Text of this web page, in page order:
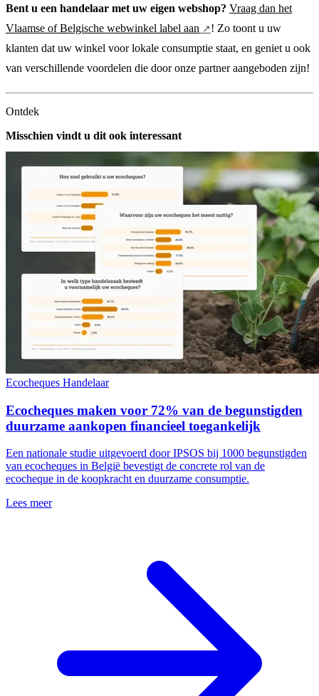
Bent u een handelaar met uw eigen webshop? Vraag dan het
Vlaamse of Belgische webwinkel label aan
! Zo toont u uw
klanten dat uw winkel voor lokale consumptie staat, en geniet u ook
van verschillende voordelen die door onze partner aangeboden zijn!
Ontdek
Misschien vindt u dit ook interessant
Ecocheques Handelaar
Ecocheques maken voor 72% van de begunstigden
duurzame aankopen financieel toegankelijk
Een nationale studie uitgevoerd door IPSOS bij 1000 begunstigden
van ecocheques in België bevestigt de concrete rol van de
ecocheque in de koopkracht en duurzame consumptie.
Lees meer